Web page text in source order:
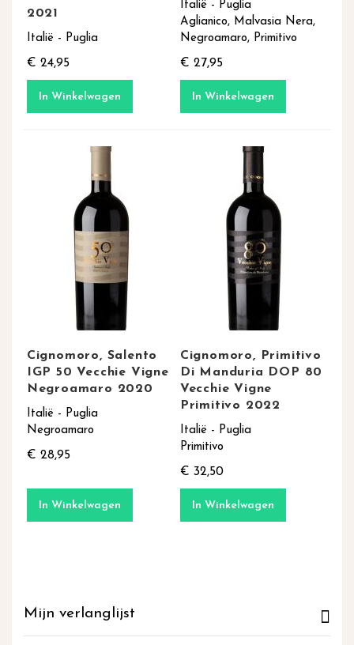
2021
Italië - Puglia
€ 24,95
In Winkelwagen
Italië - Puglia
Aglianico, Malvasia Nera,
Negroamaro, Primitivo
€ 27,95
In Winkelwagen
Cignomoro, Salento
IGP 50 Vecchie Vigne
Negroamaro 2020
Italië - Puglia
Negroamaro
€ 28,95
In Winkelwagen
Cignomoro, Primitivo
Di Manduria DOP 80
Vecchie Vigne
Primitivo 2022
Italië - Puglia
Primitivo
€ 32,50
In Winkelwagen
Mijn verlanglijst